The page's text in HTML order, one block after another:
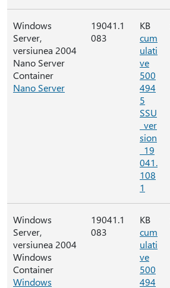
Windows
Server,
versiunea 2004
Nano Server
Container
Nano Server
19041.1
083
KB
cum
ulati
ve
500
494
5
SSU
_ver
sion
_19
041.
108
1
Windows
Server,
versiunea 2004
Windows
Container
Windows
19041.1
083
KB
cum
ulati
ve
500
494